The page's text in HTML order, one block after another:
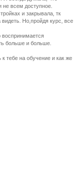
не всем доступное.
и закрывала, тк
Но,пройдя курс, все
воспринимается
больше и больше.
тебе на обучение и как же